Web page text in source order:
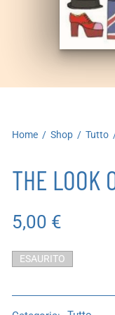
Home / Shop / Tutto
THE LOOK
5,00 €
ESAURITO